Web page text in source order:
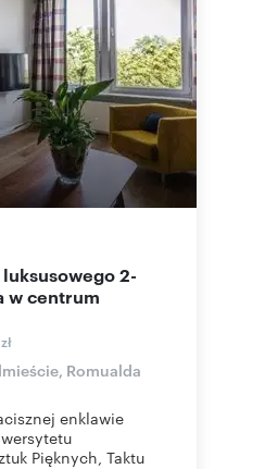
w centrum
Romualda
enklawie
Pięknych, Taktu